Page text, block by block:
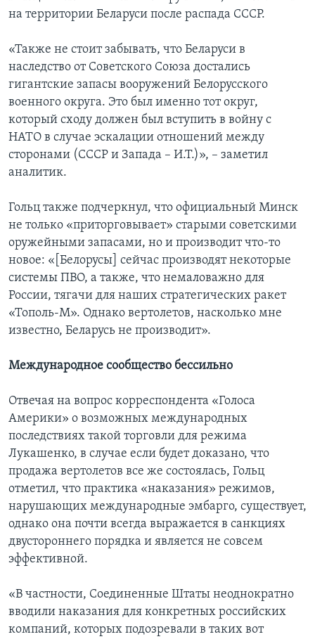
на территории Беларуси после распада СССР.
«Также не стоит забывать, что Беларуси в
наследство от Советского Союза достались
гигантские запасы вооружений Белорусского
военного округа. Это был именно тот округ,
который сходу должен был вступить в войну с
НАТО в случае эскалации отношений между
сторонами (СССР и Запада – И.Т.)», – заметил
аналитик.
Гольц также подчеркнул, что официальный Минск
не только «приторговывает» старыми советскими
оружейными запасами, но и производит что-то
новое: «[Белорусы] сейчас производят некоторые
системы ПВО, а также, что немаловажно для
России, тягачи для наших стратегических ракет
«Тополь-М». Однако вертолетов, насколько мне
известно, Беларусь не производит».
Международное сообщество бессильно
Отвечая на вопрос корреспондента «Голоса
Америки» о возможных международных
последствиях такой торговли для режима
Лукашенко, в случае если будет доказано, что
продажа вертолетов все же состоялась, Гольц
отметил, что практика «наказания» режимов,
нарушающих международные эмбарго, существует,
однако она почти всегда выражается в санкциях
двустороннего порядка и является не совсем
эффективной.
«В частности, Соединенные Штаты неоднократно
вводили наказания для конкретных российских
компаний, которых подозревали в таких вот